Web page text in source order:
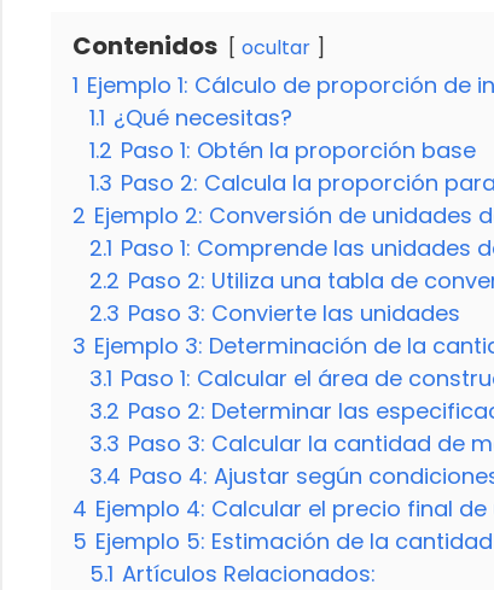
Contenidos ocultar
1 Ejemplo 1: Cálculo de proporción de
1.1 ¿Qué necesitas?
1.2 Paso 1: Obtén la proporción base
1.3 Paso 2: Calcula la proporción
2 Ejemplo 2: Conversión de unidades
2.1 Paso 1: Comprende las unidades
2.2 Paso 2: Utiliza una tabla de
2.3 Paso 3: Convierte las unidades
3 Ejemplo 3: Determinación de la
3.1 Paso 1: Calcular el área de
3.2 Paso 2: Determinar las
3.3 Paso 3: Calcular la cantidad de
3.4 Paso 4: Ajustar según
4 Ejemplo 4: Calcular el precio final
5 Ejemplo 5: Estimación de la
5.1 Artículos Relacionados: